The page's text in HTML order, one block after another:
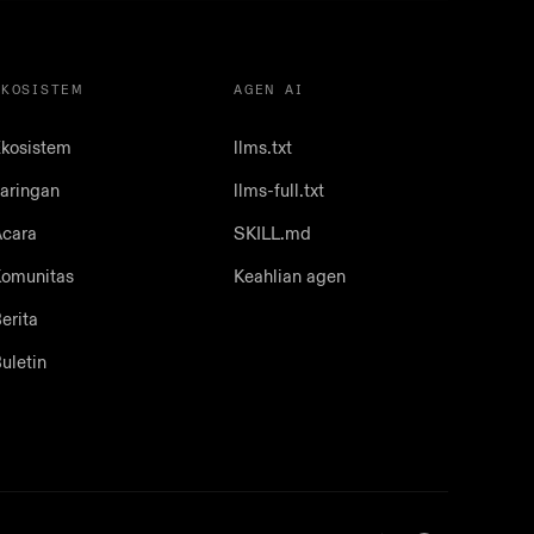
AGEN AI
llms.txt
llms-full.txt
SKILL.md
Keahlian agen